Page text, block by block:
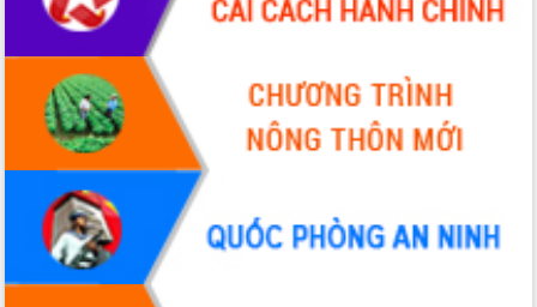
Đẩy mạnh cải cách hành chính, quyết
tâm đạt được mục tiêu tăng trưởng
hai con số trong năm 2026
Tổ chức trang trọng Lễ hội Đền thờ
Lương Văn Chánh năm 2026
Phó Bí thư Tỉnh ủy Đắk Lắk Đỗ Hữu
Huy giữ chức Bí thư Đảng ủy Ủy Ban
Nhân dân tỉnh
Bệnh án điện tử thúc đẩy chuyển đổi
số y tế tại Đắk Lắk
Chuyển đổi số thư viện: Mở rộng
không gian tri thức trong thời đại số